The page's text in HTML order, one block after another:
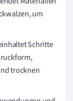
um
Schritte
trocknen